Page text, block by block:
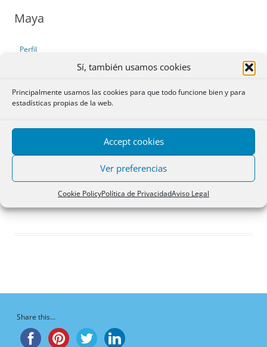
Sí, también usamos cookies
Principalmente usamos las cookies para que todo funcione bien y para
estadísticas propias de la web.
Accept cookies
Ver preferencias
Cookie PolicyPolítica de PrivacidadAviso Legal
Maya
Perfil
Debates iniciados
Respuestas creadas
Participaciones
Favoritos
Respuestas de foro
creadas
¡Vaya, no hay respuestas aquí!
Share this...